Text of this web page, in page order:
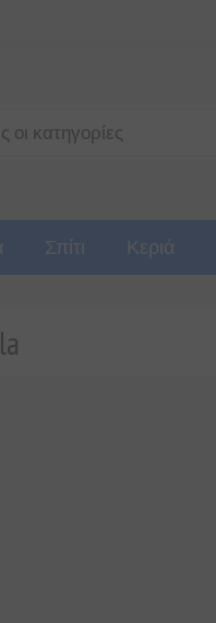
Σπίτι Κεριά